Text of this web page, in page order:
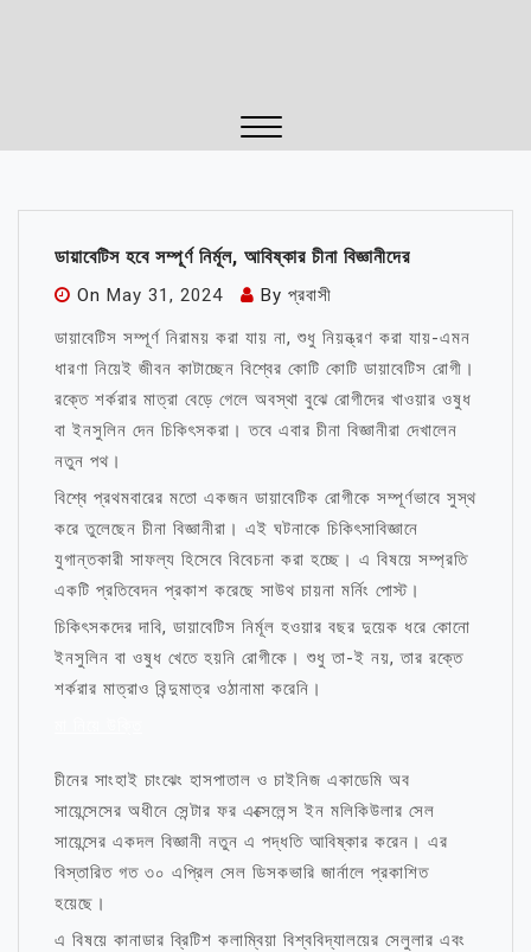
ডায়াবেটিস হবে সম্পূর্ণ নির্মূল, আবিষ্কার চীনা বিজ্ঞানীদের
On May 31, 2024 By প্রবাসী
ডায়াবেটিস সম্পূর্ণ নিরাময় করা যায় না, শুধু নিয়ন্ত্রণ করা যায়-এমন
ধারণা নিয়েই জীবন কাটাচ্ছেন বিশ্বের কোটি কোটি ডায়াবেটিস রোগী।
রক্তে শর্করার মাত্রা বেড়ে গেলে অবস্থা বুঝে রোগীদের খাওয়ার ওষুধ
বা ইনসুলিন দেন চিকিৎসকরা। তবে এবার চীনা বিজ্ঞানীরা দেখালেন
নতুন পথ।
বিশ্বে প্রথমবারের মতো একজন ডায়াবেটিক রোগীকে সম্পূর্ণভাবে সুস্থ
করে তুলেছেন চীনা বিজ্ঞানীরা। এই ঘটনাকে চিকিৎসাবিজ্ঞানে
যুগান্তকারী সাফল্য হিসেবে বিবেচনা করা হচ্ছে। এ বিষয়ে সম্প্রতি
একটি প্রতিবেদন প্রকাশ করেছে সাউথ চায়না মর্নিং পোস্ট।
চিকিৎসকদের দাবি, ডায়াবেটিস নির্মূল হওয়ার বছর দুয়েক ধরে কোনো
ইনসুলিন বা ওষুধ খেতে হয়নি রোগীকে। শুধু তা-ই নয়, তার রক্তে
শর্করার মাত্রাও বিন্দুমাত্র ওঠানামা করেনি।
চীনের সাংহাই চাংঝেং হাসপাতাল ও চাইনিজ একাডেমি অব
সায়েন্সেসের অধীনে সেন্টার ফর এক্সেলেন্স ইন মলিকিউলার সেল
সায়েন্সের একদল বিজ্ঞানী নতুন এ পদ্ধতি আবিষ্কার করেন। এর
বিস্তারিত গত ৩০ এপ্রিল সেল ডিসকভারি জার্নালে প্রকাশিত
হয়েছে।
এ বিষয়ে কানাডার ব্রিটিশ কলাম্বিয়া বিশ্ববিদ্যালয়ের সেলুলার এবং